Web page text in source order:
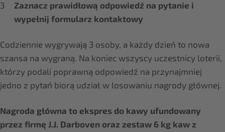
Zaznacz prawidłową odpowiedź na pytanie i
wypełnij formularz kontaktowy
Codziennie wygrywają 3 osoby, a każdy dzień to nowa
szansa na wygraną. Na koniec wszyscy uczestnicy loterii,
którzy podali poprawną odpowiedź na przynajmniej
jedno z pytań biorą udział w losowaniu nagrody głównej.
Nagroda główna to ekspres do kawy ufundowany
przez firmę J.J. Darboven oraz zestaw 6 kg kaw z